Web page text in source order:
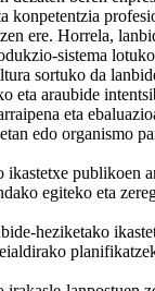
konpetentzia
ere. Horrela,
sistema
sortuko da
eta araubide
eta
edo organismo
ikastetxe publikoen
egiteko eta
heziketako